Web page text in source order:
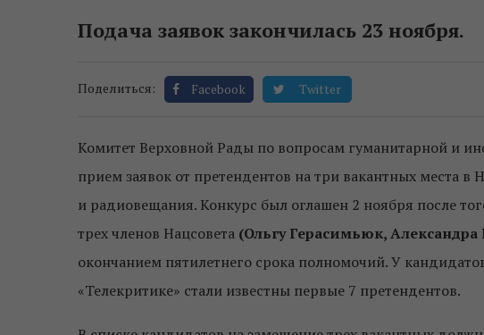
Подача заявок закончилась 23 ноября.
Поделиться: Facebook Twitter
Комитет Верховной Рады по вопросам гуманитарной и
прием заявок от претендентов на три вакантных места
и радиовещания. Конкурс был оглашен 2 ноября после
трех членов Нацсовета (Ольгу Герасимьюк,
окончанием пятилетнего срока полномочий. У
«Телекритике» стали известны первые 7 претендентов.